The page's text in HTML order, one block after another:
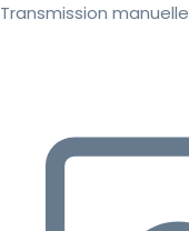
Transmission manuelle